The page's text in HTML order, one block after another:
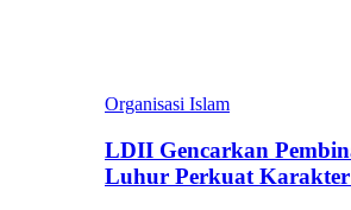
Organisasi Islam
LDII Gencarkan
Luhur Perkuat Karakter